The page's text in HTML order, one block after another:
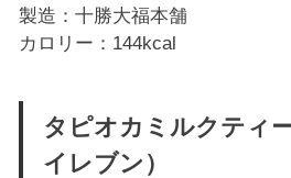
製造：十勝大福本舗
カロリー：144kcal
タピオカミルクティ
イレブン）